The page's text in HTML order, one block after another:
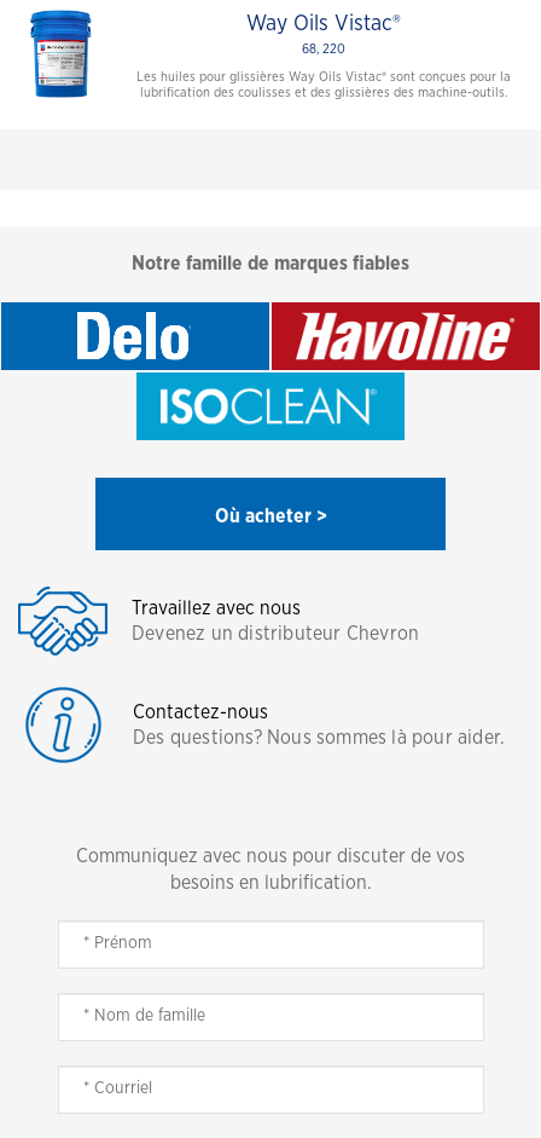
Way Oils Vistac®
68, 220
Les huiles pour glissières Way Oils Vistac® sont conçues pour la
lubrification des coulisses et des glissières des machine-outils.
Notre famille de marques fiables
Où acheter >
Travaillez avec nous
Devenez un distributeur Chevron
Contactez-nous
Des questions? Nous sommes là pour aider.
Communiquez avec nous pour discuter de vos
besoins en lubrification.